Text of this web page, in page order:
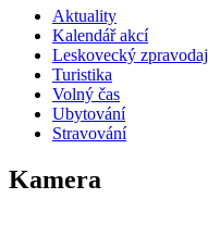
Aktuality
Kalendář akcí
Leskovecký zpravodaj
Turistika
Volný čas
Ubytování
Stravování
Kamera